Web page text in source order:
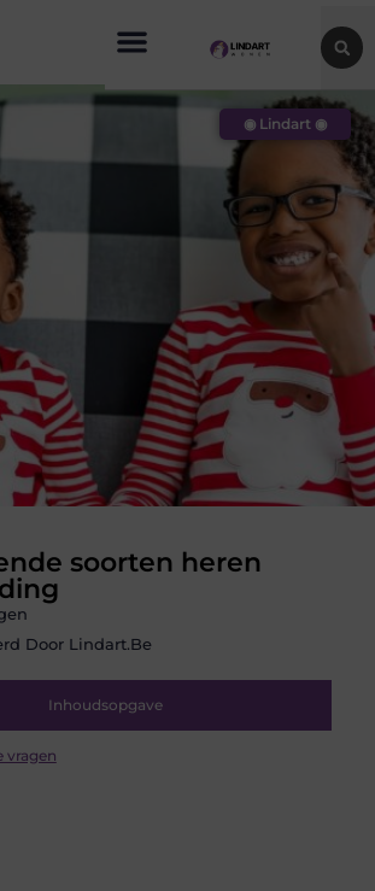
soorten heren
Door Lindart.be
Inhoudsopgave
vragen
◉ Lindart ◉